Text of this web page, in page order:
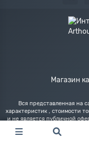
Магазин
Вся представленная на
характеристик , стоимости
и не является публичной